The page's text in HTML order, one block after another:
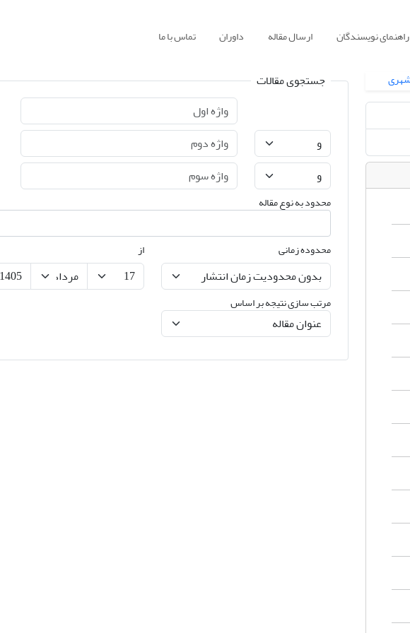
راهنمای نویسندگان ارسال مقاله داوران تماس با ما
جستجوی مقالات
محدود به نوع مقاله
محدوده زمانی از
مرتب سازی نتیجه بر اساس